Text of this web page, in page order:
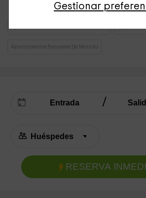
Gestionar
Apartamentos Banyeres De Mariola
RESERVA